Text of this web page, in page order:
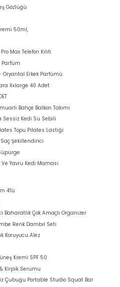
Gözlüğü
50ml,
Max Telefon Kılıfı
Parfüm
Oryantal Erkek Parfümü
Xxlarge 40 Adet
Bahçe Balkon Takımı
Sessiz Kedi Su Sebili
Topu Pilates Lastiği
Şekillendirici
Yavru Kedi Maması
4'lü
Baharatlık Çok Amaçlı Organizer
Renk Dambıl Seti
Koruyucu Alez
Kremi SPF 50
Kirpik Serumu
Çubuğu Portable Studio Squat Bar